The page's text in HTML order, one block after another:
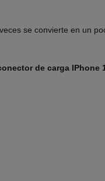
se convierte en un
de carga IPhone